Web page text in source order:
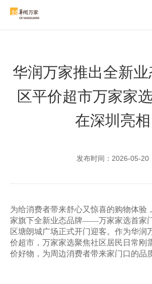
华润万家推出全新
区平价超市万家家
在深圳亮相
发布时间： 2026-05-20
为给消费者带来舒心又惊喜的购物体验，
家旗下全新业态品牌——万家家选首家
区塘朗城广场正式开门迎客。作为华润
价超市，万家家选聚焦社区居民日常刚
价好物，为周边消费者带来家门口的品